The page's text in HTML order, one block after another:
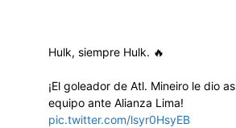
Hulk, siempre Hulk. 🔥
¡El goleador de Atl. Mineiro le dio
equipo ante Alianza Lima!
pic.twitter.com/lsyr0HsyEB